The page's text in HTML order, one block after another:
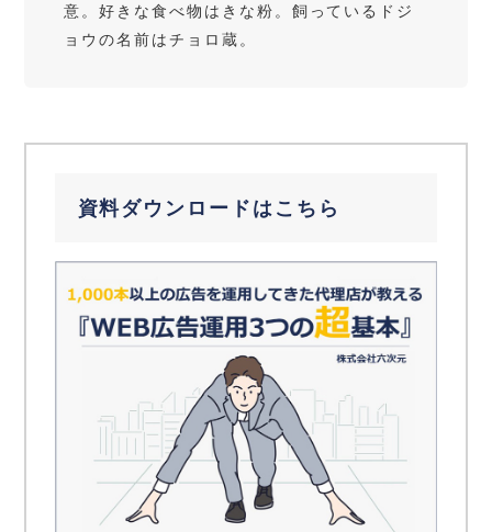
意。好きな食べ物はきな粉。飼っているドジ
ョウの名前はチョロ蔵。
資料ダウンロードはこちら